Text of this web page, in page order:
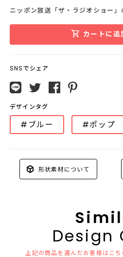
ニッポン放送「ザ・ラジオショー」
カートに追
SNSでシェア
デザインタグ
#ブルー #ポップ
形状素材について
Design
上記の商品を選んだお客様はこ